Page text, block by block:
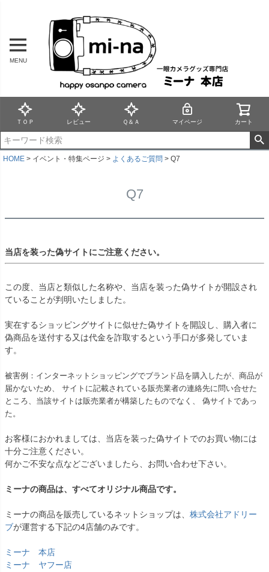
MENU
ＴＯＰ レビュー Ｑ＆Ａ マイページ カート
HOME イベント・特集ページ よくあるご質問 Q7
Q7
当店を装った偽サイトにご注意ください。
この度、当店と類似した名称や、当店を装った偽サイトが開設され
ていることが判明いたしました。
実在するショッピングサイトに似せた偽サイトを開設し、購入者に
偽商品を送付する又は代金を詐取するという手口が多発していま
す。
被害例：インターネットショッピングでブランド品を購入したが、商品が
届かないため、 サイトに記載されている販売業者の連絡先に問い合せた
ところ、当該サイトは販売業者が構築したものでなく、 偽サイトであっ
た。
お客様におかれましては、当店を装った偽サイトでのお買い物には
十分ご注意ください。
何かご不安な点などございましたら、お問い合わせ下さい。
ミーナの商品は、すべてオリジナル商品です。
ミーナの商品を販売しているネットショップは、 株式会社アドリー
ブが運営する下記の4店舗のみです。
ミーナ 本店
ミーナ ヤフー店